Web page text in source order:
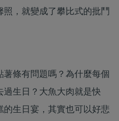
，就變成了攀比式的批鬥
條有問題嗎？為什麼每個
過生日？大魚大肉就是快
生日宴，其實也可以好悲